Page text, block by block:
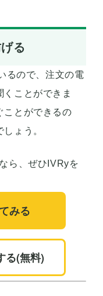
る
るので、注文の電
ことができま
ことができるの
ょう。
ら、ぜひIVRyを
みる
る(無料)